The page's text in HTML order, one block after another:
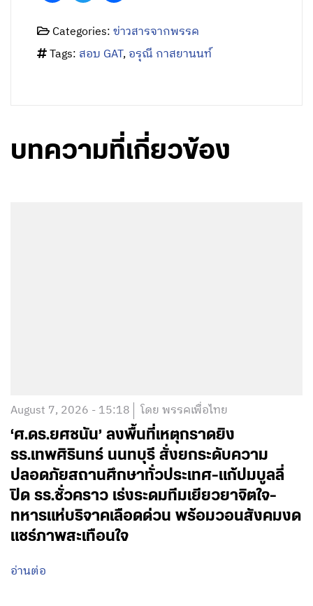
Categories:ข่าวสารจากพรรค
Tags: สอบ GAT,อรุณี กาสยานนท์
บทความที่เกี่ยวข้อง
August 7, 2026 - 15:18 โดย พรรคเพื่อไทย
‘ศ.ดร.ยศชนัน’ ลงพื้นที่เหตุกราดยิง
รร.เทพศิรินทร์ นนทบุรี สั่งยกระดับความ
ปลอดภัยสถานศึกษาทั่วประเทศ-แก้ปมบูลลี่
ปิด รร.ชั่วคราว เร่งระดมทีมเยียวยาจิตใจ-
ทหารแห่บริจาคเลือดด่วน พร้อมวอนสังคมงด
แชร์ภาพสะเทือนใจ
อ่านต่อ